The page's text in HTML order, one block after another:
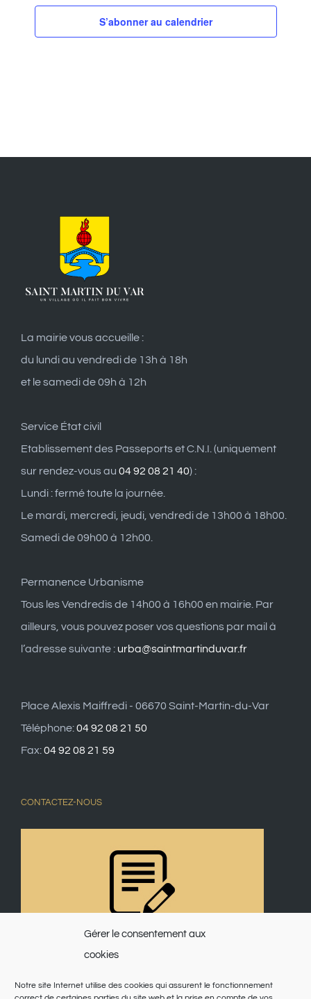
Gérer le consentement aux
cookies
Notre site Internet utilise des cookies qui assurent le fonctionnement
S’abonner au calendrier
La mairie vous accueille :
du lundi au vendredi de 13h à 18h
et le samedi de 09h à 12h
Service État civil
Etablissement des Passeports et C.N.I. (uniquement
sur rendez-vous au 04 92 08 21 40) :
Lundi : fermé toute la journée.
Le mardi, mercredi, jeudi, vendredi de 13h00 à 18h00.
Samedi de 09h00 à 12h00.
Permanence Urbanisme
Tous les Vendredis de 14h00 à 16h00 en mairie. Par
ailleurs, vous pouvez poser vos questions par mail à
l’adresse suivante : urba@saintmartinduvar.fr
Place Alexis Maiffredi - 06670 Saint-Martin-du-Var
Téléphone:04 92 08 21 50
Fax:04 92 08 21 59
CONTACTEZ-NOUS